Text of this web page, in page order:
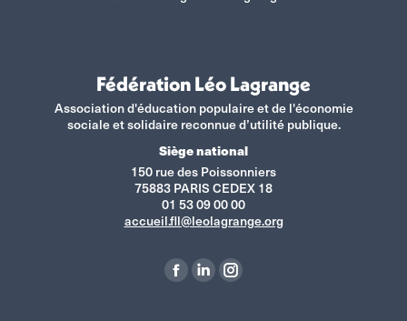
Fédération Léo Lagrange
Association d'éducation populaire et de l'économie
sociale et solidaire reconnue d’utilité publique.
Siège national
150 rue des Poissonniers
75883 PARIS CEDEX 18
01 53 09 00 00
accueil.fll@leolagrange.org
La
La
La